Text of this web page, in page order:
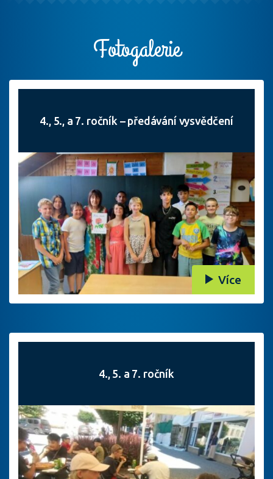
Fotogalerie
4., 5., a 7. ročník – předávání vysvědčení
Více
4., 5. a 7. ročník